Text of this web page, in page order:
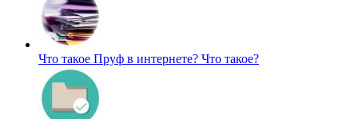
Что такое Пруф в интернете? Что такое?